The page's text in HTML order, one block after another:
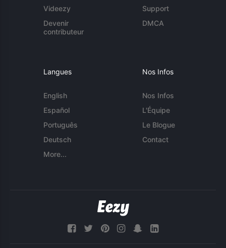
Videezy
Devenir
contributeur
Support
DMCA
Langues
English
Español
Português
Deutsch
More...
Nos Infos
Nos Infos
L'Équipe
Le Blogue
Contact